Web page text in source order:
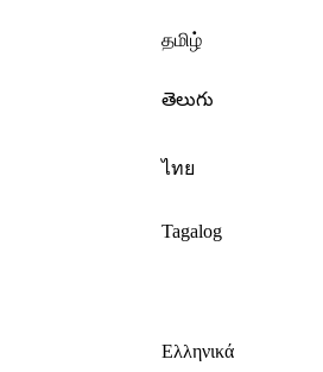
தமிழ்
తెలుగు
ไทย
Tagalog
Ελληνικά